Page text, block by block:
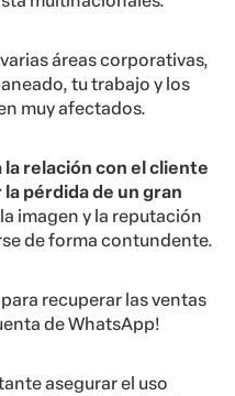
áreas corporativas,
tu trabajo y los
muy afectados.
relación con el cliente
pérdida de un gran
imagen y la reputación
de forma contundente.
recuperar las ventas
de WhatsApp!
asegurar el uso